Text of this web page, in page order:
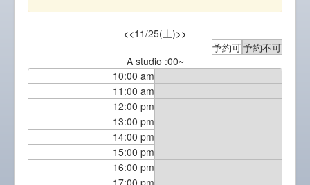
<<11/25(土)>>
予約可予約不可
A studio :00~
10:00 am
11:00 am
12:00 pm
13:00 pm
14:00 pm
15:00 pm
16:00 pm
17:00 pm